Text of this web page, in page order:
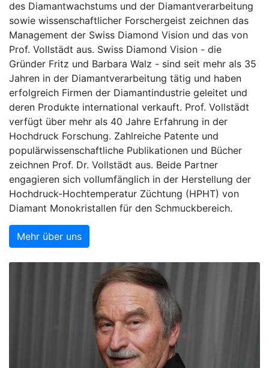
des Diamantwachstums und der Diamantverarbeitung
sowie wissenschaftlicher Forschergeist zeichnen das
Management der Swiss Diamond Vision und das von
Prof. Vollstädt aus. Swiss Diamond Vision - die
Gründer Fritz und Barbara Walz - sind seit mehr als 35
Jahren in der Diamantverarbeitung tätig und haben
erfolgreich Firmen der Diamantindustrie geleitet und
deren Produkte international verkauft. Prof. Vollstädt
verfügt über mehr als 40 Jahre Erfahrung in der
Hochdruck Forschung. Zahlreiche Patente und
populärwissenschaftliche Publikationen und Bücher
zeichnen Prof. Dr. Vollstädt aus. Beide Partner
engagieren sich vollumfänglich in der Herstellung der
Hochdruck-Hochtemperatur Züchtung (HPHT) von
Diamant Monokristallen für den Schmuckbereich.
Mehr über uns